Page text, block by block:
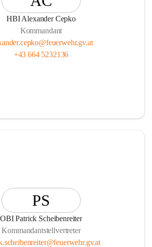
HBI Alexander Cepko
Kommandant
+43 664 5232136
PS
OBI Patrick Scheibenreiter
Kommandantstellvertreter